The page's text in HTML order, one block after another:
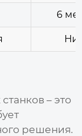
6
– это
решения.